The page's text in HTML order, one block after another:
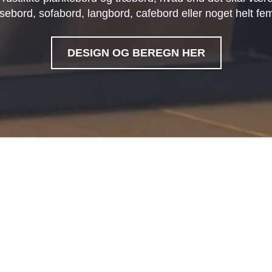
sofabord, langbord, cafebord eller noget helt
DESIGN OG BEREGN HER